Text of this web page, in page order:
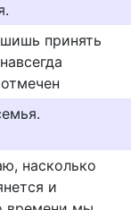
принять
насколько
и